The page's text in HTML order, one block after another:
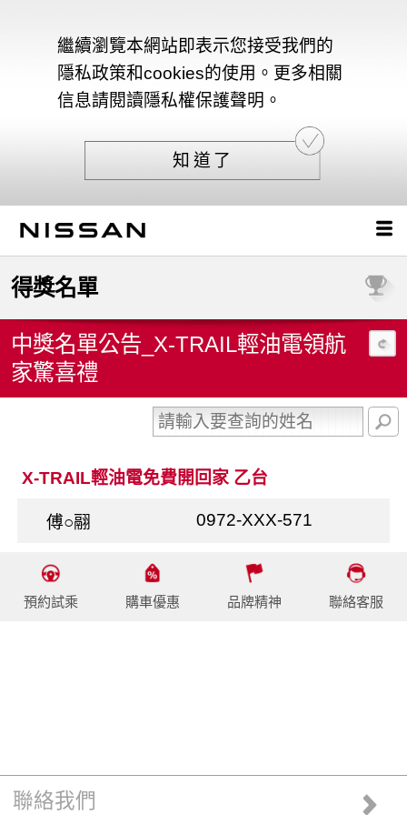
繼續瀏覽本網站即表示您接受我們的
隱私政策和cookies的使用。更多相關
信息請閱讀隱私權保護聲明。
知道了
得獎名單
中獎名單公告_X-TRAIL輕油電領航
家驚喜禮
X-TRAIL輕油電免費開回家 乙台
傅○翮 0972-XXX-571
預約試乘 購車優惠 品牌精神 聯絡客服
聯絡我們